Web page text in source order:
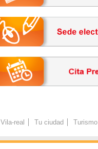
Vila-real Tu ciudad Turismo